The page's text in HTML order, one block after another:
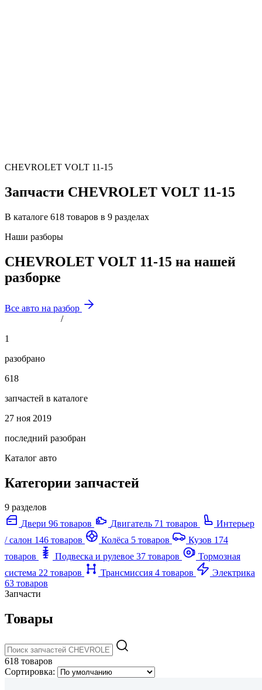
CHEVROLET VOLT 11-15
Запчасти CHEVROLET VOLT 11-15
В каталоге 618 товаров в 9 разделах
Наши разборы
CHEVROLET VOLT 11-15 на нашей
разборке
Все авто на разбор
/
1
разобрано
618
запчастей в каталоге
27 ноя 2019
последний разобран
Каталог авто
Категории запчастей
9 разделов
Двери 96 товаров Двигатель 71 товаров
Интерьер
/ салон 146 товаров Колёса 5 товаров Кузов 174
товаров
Подвеска и рулевое 37 товаров
Тормозная
система 22 товаров Трансмиссия 4 товаров
Электрика
63 товаров
Запчасти
Товары
618 товаров
Сортировка: